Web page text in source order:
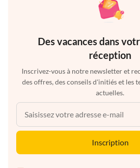
Des vacances dans
réception
Inscrivez-vous à notre newsletter et
des offres, des conseils d'initiés et les
actuelles.
Inscription